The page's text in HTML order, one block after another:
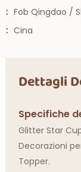
: Fob Qingdao /
: Cina
Dettagli
Specifiche
Glitter Star
Decorazioni
Topper.